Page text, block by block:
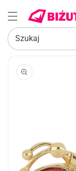
Szukaj
POMIŃ, ABY
PRZEJŚĆ
INFORMACJI